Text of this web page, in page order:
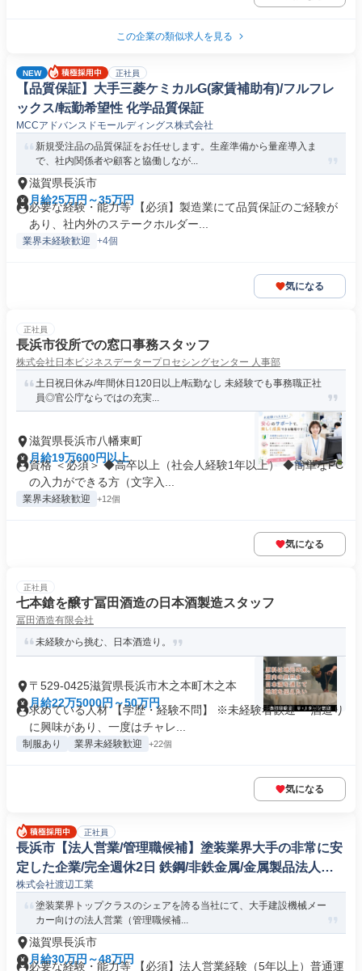
この企業の類似求人を見る
NEW 正社員
【品質保証】大手三菱ケミカルG(家賃補助有)/フルフレ
ックス/転勤希望性 化学品質保証
MCCアドバンスドモールディングス株式会社
新規受注品の品質保証をお任せします。生産準備から量産導入ま
で、社内関係者や顧客と協働しなが...
滋賀県長浜市
月給25万円～35万円
必要な経験・能力等 【必須】製造業にて品質保証のご経験が
あり、社内外のステークホルダー...
業界未経験歓迎 +4個
気になる
正社員
長浜市役所での窓口事務スタッフ
株式会社日本ビジネスデータープロセシングセンター 人事部
土日祝日休み/年間休日120日以上/転勤なし 未経験でも事務職正社
員◎官公庁ならではの充実...
滋賀県長浜市八幡東町
月給19万600円以上
資格 ＜必須＞ ◆高卒以上（社会人経験1年以上） ◆簡単なPC
の入力ができる方（文字入...
業界未経験歓迎 +12個
気になる
正社員
七本鎗を醸す冨田酒造の日本酒製造スタッフ
冨田酒造有限会社
未経験から挑む、日本酒造り。
〒529-0425滋賀県長浜市木之本町木之本
月給22万5000円～50万円
求めている人材 【学歴・経験不問】 ※未経験者歓迎 ・酒造り
に興味があり、一度はチャレ...
制服あり 業界未経験歓迎 +22個
気になる
正社員
長浜市【法人営業/管理職候補】塗装業界大手の非常に安
定した企業/完全週休2日 鉄鋼/非鉄金属/金属製品法人営
業
株式会社渡辺工業
塗装業界トップクラスのシェアを誇る当社にて、大手建設機械メー
カー向けの法人営業（管理職候補...
滋賀県長浜市
月給30万円～48万円
必要な経験・能力等 【必須】法人営業経験（5年以上）普通運